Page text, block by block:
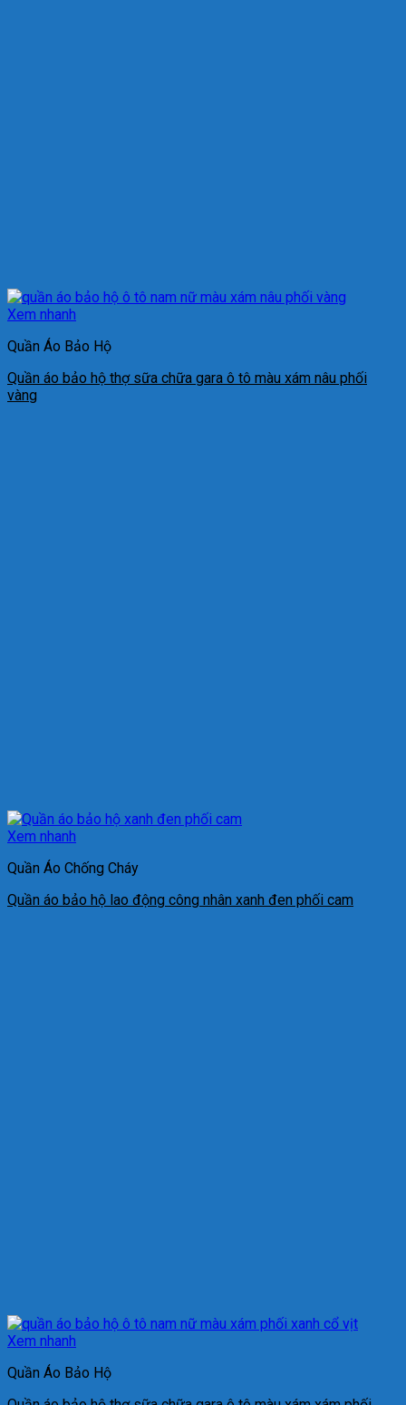
Xem nhanh
Quần Áo Bảo Hộ
Quần áo bảo hộ thợ sữa chữa gara ô tô màu xám nâu phối
vàng
Xem nhanh
Quần Áo Chống Cháy
Quần áo bảo hộ lao động công nhân xanh đen phối cam
Xem nhanh
Quần Áo Bảo Hộ